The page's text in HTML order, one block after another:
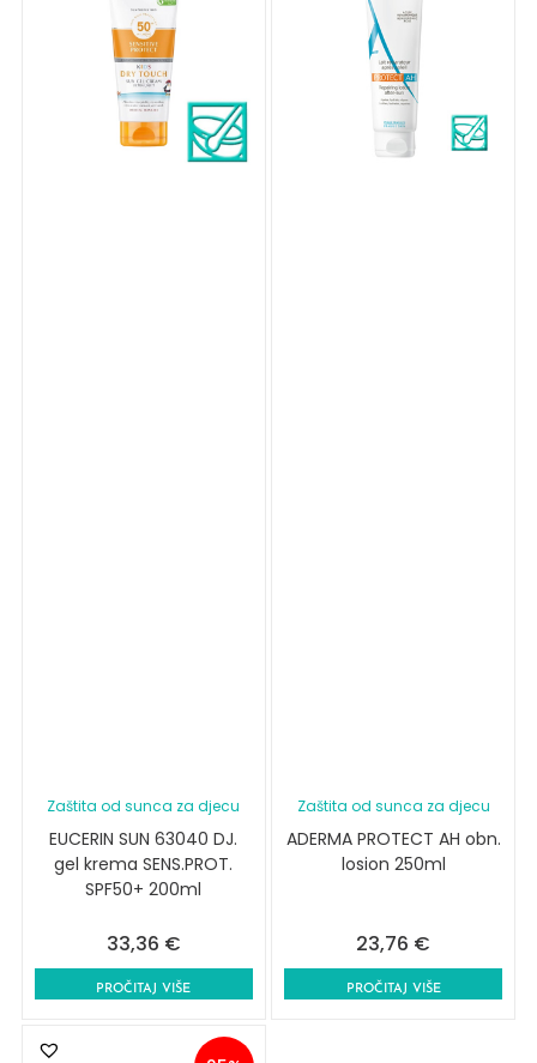
Zaštita od sunca za djecu
EUCERIN SUN 63040 DJ.
gel krema SENS.PROT.
SPF50+ 200ml
33,36 €
PROČITAJ VIŠE
Zaštita od sunca za djecu
ADERMA PROTECT AH obn.
losion 250ml
23,76 €
PROČITAJ VIŠE